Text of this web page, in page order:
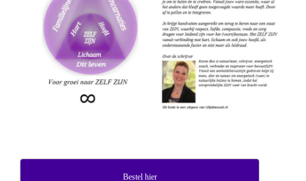
Bestel hier